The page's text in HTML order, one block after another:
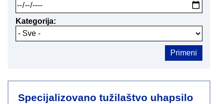
Kategorija
Specijalizovano tužilaštvo uhapsilo